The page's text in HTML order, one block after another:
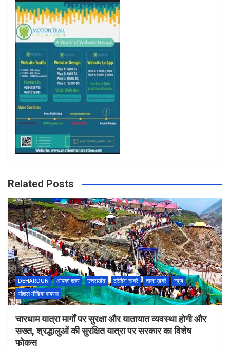
o
k
r
a
m
Related Posts
DEHARDUN आपका शहर उत्तराखंड ट्रेंडिंग खबरें ताज़ा ख़बरें
न्यूज़
सोशल मीडिया वायरल
चारधाम यात्रा मार्गों पर सुरक्षा और यातायात व्यवस्था होगी और
सख्त, श्रद्धालुओं की सुरक्षित यात्रा पर सरकार का विशेष
फोकस